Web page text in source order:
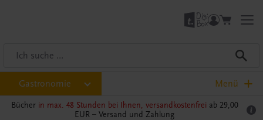
Gastronomie Menü
Bücher in max. 48 Stunden bei Ihnen, versandkostenfrei ab 29,00
EUR – Versand und Zahlung